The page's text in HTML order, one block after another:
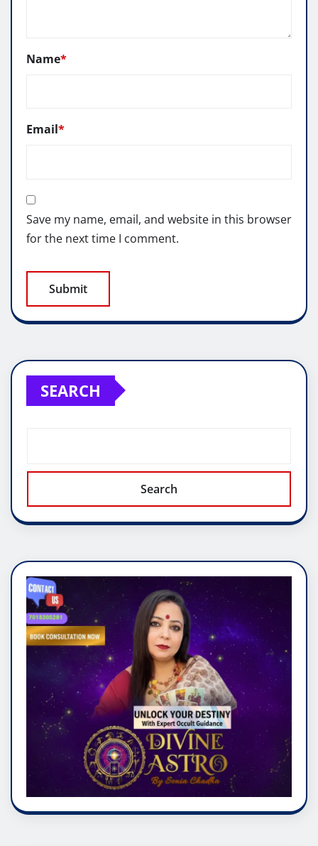
Name*
Email*
Save my name, email, and website in this browser
for the next time I comment.
SEARCH
Search